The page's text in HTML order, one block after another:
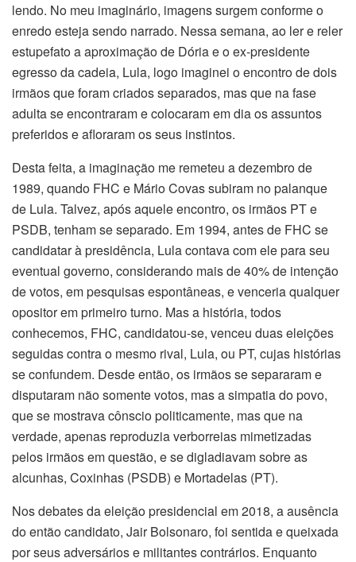
lendo. No meu imaginário, imagens surgem conforme o
enredo esteja sendo narrado. Nessa semana, ao ler e reler
estupefato a aproximação de Dória e o ex-presidente
egresso da cadeia, Lula, logo imaginei o encontro de dois
irmãos que foram criados separados, mas que na fase
adulta se encontraram e colocaram em dia os assuntos
preferidos e afloraram os seus instintos.
Desta feita, a imaginação me remeteu a dezembro de
1989, quando FHC e Mário Covas subiram no palanque
de Lula. Talvez, após aquele encontro, os irmãos PT e
PSDB, tenham se separado. Em 1994, antes de FHC se
candidatar à presidência, Lula contava com ele para seu
eventual governo, considerando mais de 40% de intenção
de votos, em pesquisas espontâneas, e venceria qualquer
opositor em primeiro turno. Mas a história, todos
conhecemos, FHC, candidatou-se, venceu duas eleições
seguidas contra o mesmo rival, Lula, ou PT, cujas histórias
se confundem. Desde então, os irmãos se separaram e
disputaram não somente votos, mas a simpatia do povo,
que se mostrava cônscio politicamente, mas que na
verdade, apenas reproduzia verborreias mimetizadas
pelos irmãos em questão, e se digladiavam sobre as
alcunhas, Coxinhas (PSDB) e Mortadelas (PT).
Nos debates da eleição presidencial em 2018, a ausência
do então candidato, Jair Bolsonaro, foi sentida e queixada
por seus adversários e militantes contrários. Enquanto